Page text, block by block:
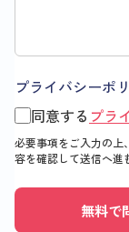
プライバシーポ
同意する プラ
必要事項をご入力の上
容を確認して送信へ進
無料で